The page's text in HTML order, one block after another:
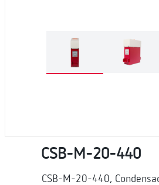
CSB-M-20-440
CSB-M-20-440,